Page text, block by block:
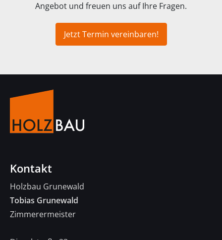
Angebot und freuen uns auf Ihre Fragen.
Jetzt Termin vereinbaren!
Kontakt
Holzbau Grunewald
Tobias Grunewald
Zimmerermeister